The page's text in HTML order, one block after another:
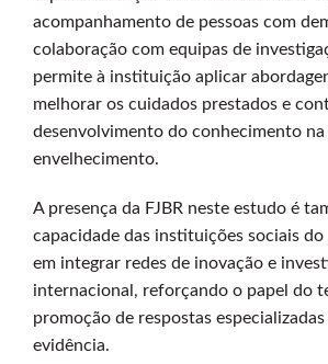
acompanhamento de pessoas com
colaboração com equipas de
permite à instituição aplicar
melhorar os cuidados prestados e
desenvolvimento do conhecimento na
envelhecimento.
A presença da FJBR neste estudo é
capacidade das instituições sociais
em integrar redes de inovação e
internacional, reforçando o papel do
promoção de respostas especializadas
evidência.